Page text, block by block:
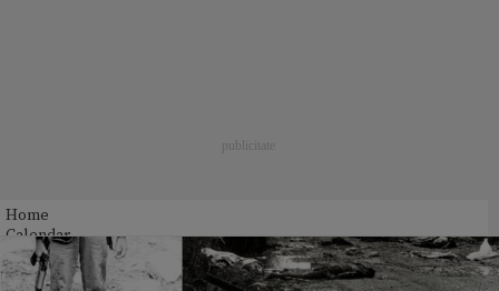
Home
Calendar